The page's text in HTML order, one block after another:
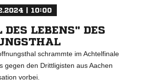
| 10:00
LEBENS" DES
schrammte im Achtelfinale
gegen den Drittligisten aus Aachen
vorbei.